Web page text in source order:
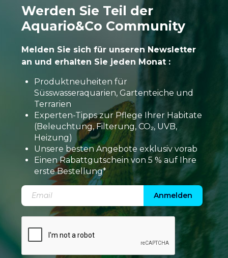
Werden Sie Teil der
Aquario&Co Community
Melden Sie sich für unseren Newsletter
an und erhalten Sie jeden Monat :
Produktneuheiten für
Süsswasseraquarien, Gartenteiche und
Terrarien
Experten-Tipps zur Pflege Ihrer Habitate
(Beleuchtung, Filterung, CO₂, UVB,
Heizung)
Unsere besten Angebote exklusiv vorab
Einen Rabattgutschein von 5 % auf Ihre
erste Bestellung*
Anmelden